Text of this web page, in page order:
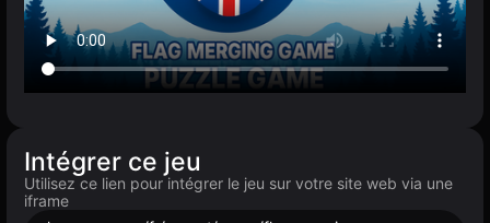
Intégrer ce jeu
Utilisez ce lien pour intégrer le jeu sur votre site web via une
iframe